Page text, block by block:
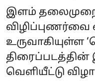
இளம்
விழிப்புணர்வை
உருவாகியுள்ள
திரைப்படத்தின்
வெளியீட்டு